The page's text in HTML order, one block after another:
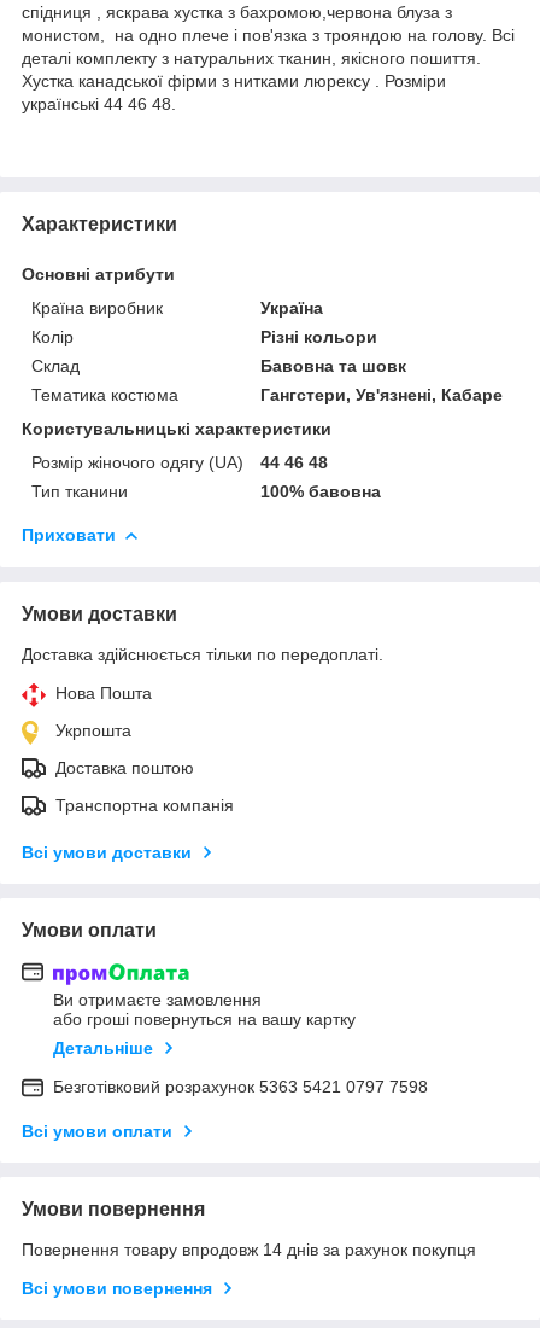
спідниця , яскрава хустка з бахромою,червона блуза з
монистом, на одно плече і пов'язка з трояндою на голову. Всі
деталі комплекту з натуральних тканин, якісного пошиття.
Хустка канадської фірми з нитками люрексу . Розміри
українські 44 46 48.
Характеристики
Основні атрибути
Країна виробник
Україна
Колір
Різні кольори
Склад
Бавовна та шовк
Тематика костюма
Гангстери, Ув'язнені, Кабаре
Користувальницькі характеристики
Розмір жіночого одягу (UA)
44 46 48
Тип тканини
100% бавовна
Приховати
Умови доставки
Доставка здійснюється тільки по передоплаті.
Нова Пошта
Укрпошта
Доставка поштою
Транспортна компанія
Всі умови доставки
Умови оплати
Ви отримаєте замовлення
або гроші повернуться на вашу картку
Детальніше
Безготівковий розрахунок 5363 5421 0797 7598
Всі умови оплати
Умови повернення
Повернення товару впродовж 14 днів за рахунок покупця
Всі умови повернення